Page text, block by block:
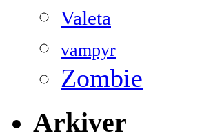
Valeta
vampyr
Zombie
Arkiver